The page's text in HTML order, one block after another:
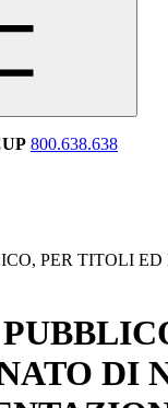
800.638.638
PER TITOLI
DI